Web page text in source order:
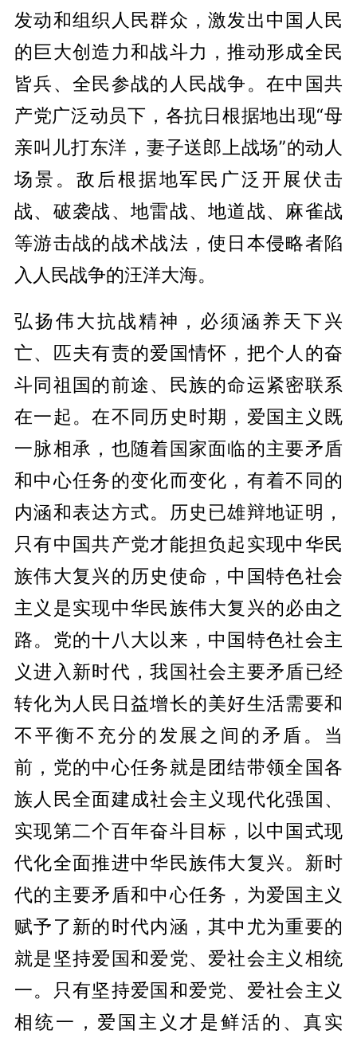
发动和组织人民群众，激发出中国人民
的巨大创造力和战斗力，推动形成全民
皆兵、全民参战的人民战争。在中国共
产党广泛动员下，各抗日根据地出现“母
亲叫儿打东洋，妻子送郎上战场”的动人
场景。敌后根据地军民广泛开展伏击
战、破袭战、地雷战、地道战、麻雀战
等游击战的战术战法，使日本侵略者陷
入人民战争的汪洋大海。
弘扬伟大抗战精神，必须涵养天下兴
亡、匹夫有责的爱国情怀，把个人的奋
斗同祖国的前途、民族的命运紧密联系
在一起。在不同历史时期，爱国主义既
一脉相承，也随着国家面临的主要矛盾
和中心任务的变化而变化，有着不同的
内涵和表达方式。历史已雄辩地证明，
只有中国共产党才能担负起实现中华民
族伟大复兴的历史使命，中国特色社会
主义是实现中华民族伟大复兴的必由之
路。党的十八大以来，中国特色社会主
义进入新时代，我国社会主要矛盾已经
转化为人民日益增长的美好生活需要和
不平衡不充分的发展之间的矛盾。当
前，党的中心任务就是团结带领全国各
族人民全面建成社会主义现代化强国、
实现第二个百年奋斗目标，以中国式现
代化全面推进中华民族伟大复兴。新时
代的主要矛盾和中心任务，为爱国主义
赋予了新的时代内涵，其中尤为重要的
就是坚持爱国和爱党、爱社会主义相统
一。只有坚持爱国和爱党、爱社会主义
相统一，爱国主义才是鲜活的、真实